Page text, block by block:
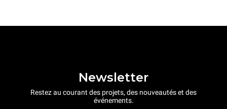
Newsletter
Restez au courant des projets, des nouveautés et des
événements.